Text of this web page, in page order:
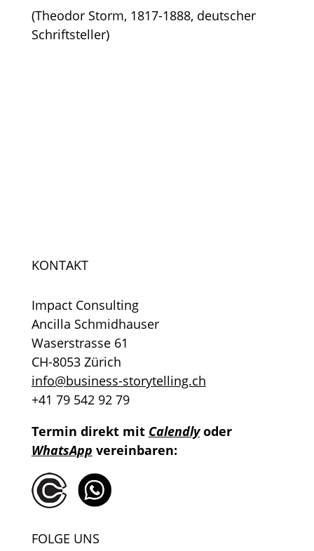
(Theodor Storm, 1817-1888, deutscher
Schriftsteller)
KONTAKT
Impact Consulting
Ancilla Schmidhauser
Waserstrasse 61
CH-8053 Zürich
info@business-storytelling.ch
+41 79 542 92 79
Termin direkt mit Calendlyoder
WhatsApp vereinbaren:
FOLGE UNS